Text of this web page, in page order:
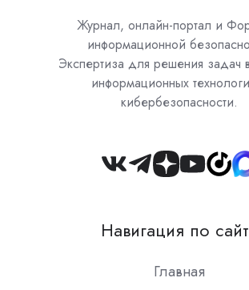
Журнал, онлайн-портал и
информационной
Экспертиза для решения задач
информационных
кибербезопасности.
Join
Slack
Навигация по
Главная